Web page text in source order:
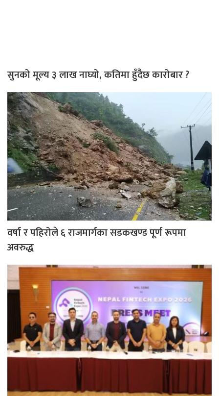
सुनको मूल्य ३ लाख नाघ्यो, कतिमा हुँदैछ कारोबार ?
वर्षा र पहिरोले ६ राजमार्गका सडकखण्ड पूर्ण रूपमा
अवरुद्ध